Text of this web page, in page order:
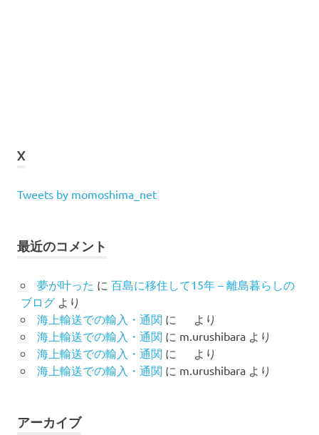
X
Tweets by momoshima_net
最近のコメント
夢が叶った に 百島に移住して15年 – 離島暮らしの
ブログより
海上輸送での輸入・通関 に
より
海上輸送での輸入・通関 に m.urushibaraより
海上輸送での輸入・通関 に
より
海上輸送での輸入・通関 に m.urushibaraより
アーカイブ